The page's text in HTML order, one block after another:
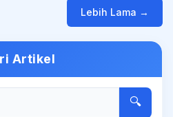
Lebih Lama →
Artikel
🔍